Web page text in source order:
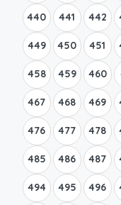
440 441 442
449 450 451
458 459 460
467 468 469
476 477 478
485 486 487
494 495 496